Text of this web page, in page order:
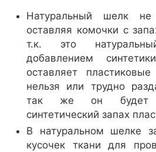
Натуральный шелк
оставляя комочки с
т.к. это
добавлением
оставляет
нельзя или трудно
так же он будет
синтетический запах
В натуральном шелке
кусочек ткани для